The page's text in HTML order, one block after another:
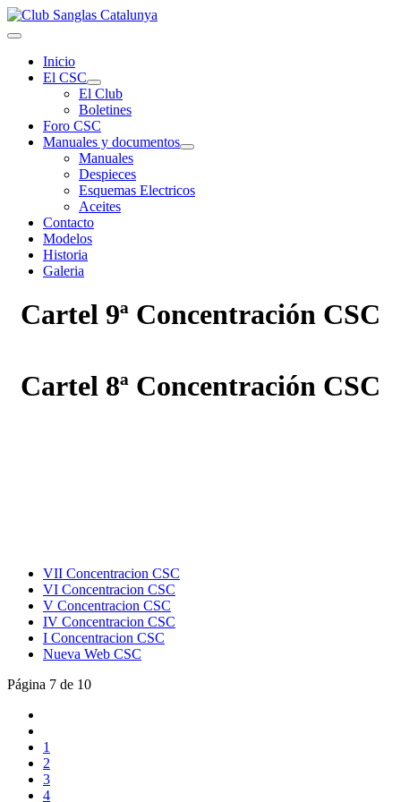
Inicio
El CSC
El Club
Boletines
Foro CSC
Manuales y documentos
Manuales
Despieces
Esquemas Electricos
Aceites
Contacto
Modelos
Historia
Galeria
Cartel 9ª Concentración CSC
Cartel 8ª Concentración CSC
VII Concentracion CSC
VI Concentracion CSC
V Concentracion CSC
IV Concentracion CSC
I Concentracion CSC
Nueva Web CSC
Página 7 de 10
1
2
3
4